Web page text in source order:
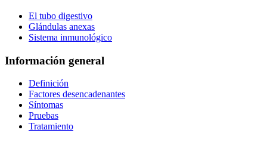
El tubo digestivo
Glándulas anexas
Sistema inmunológico
Información general
Definición
Factores desencadenantes
Síntomas
Pruebas
Tratamiento